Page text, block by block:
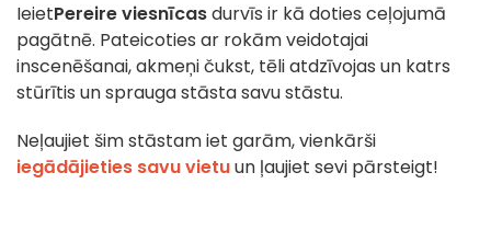
IeietPereire viesnīcasdurvīs ir kā doties ceļojumā
pagātnē. Pateicoties ar rokām veidotajai
inscenēšanai, akmeņi čukst, tēli atdzīvojas un katrs
stūrītis un sprauga stāsta savu stāstu.
Neļaujiet šim stāstam iet garām, vienkārši
iegādājieties savu vietuun ļaujiet sevi pārsteigt!